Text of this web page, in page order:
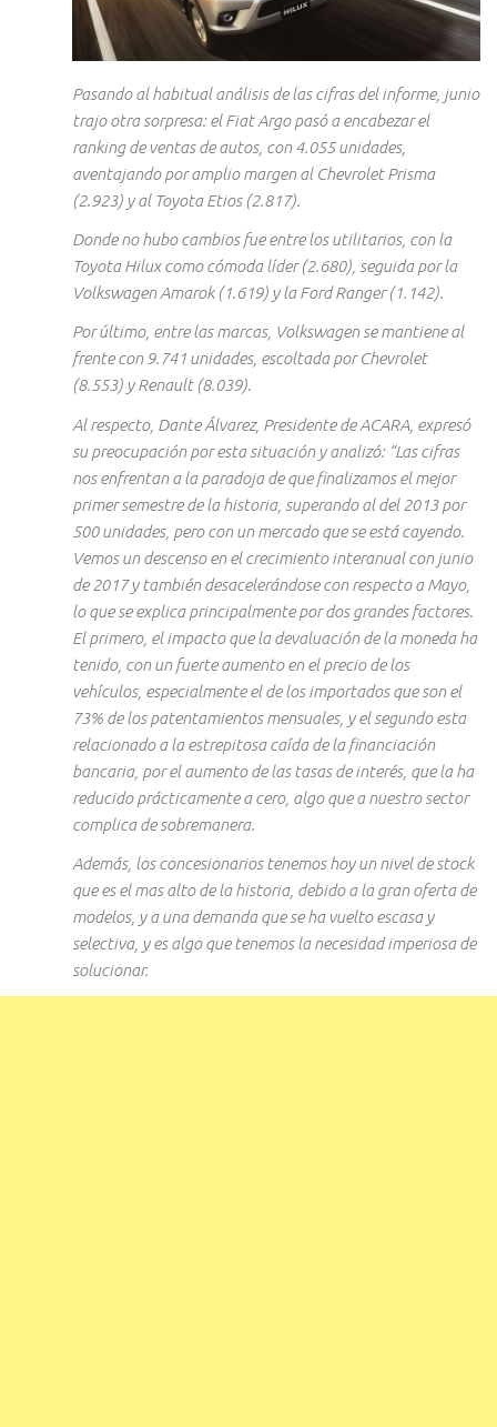
Pasando al habitual análisis de las cifras del informe, junio
trajo otra sorpresa: el Fiat Argo pasó a encabezar el
ranking de ventas de autos, con 4.055 unidades,
aventajando por amplio margen al Chevrolet Prisma
(2.923) y al Toyota Etios (2.817).
Donde no hubo cambios fue entre los utilitarios, con la
Toyota Hilux como cómoda líder (2.680), seguida por la
Volkswagen Amarok (1.619) y la Ford Ranger (1.142).
Por último, entre las marcas, Volkswagen se mantiene al
frente con 9.741 unidades, escoltada por Chevrolet
(8.553) y Renault (8.039).
Al respecto, Dante Álvarez, Presidente de ACARA, expresó
su preocupación por esta situación y analizó: “Las cifras
nos enfrentan a la paradoja de que finalizamos el mejor
primer semestre de la historia, superando al del 2013 por
500 unidades, pero con un mercado que se está cayendo.
Vemos un descenso en el crecimiento interanual con junio
de 2017 y también desacelerándose con respecto a Mayo,
lo que se explica principalmente por dos grandes factores.
El primero, el impacto que la devaluación de la moneda ha
tenido, con un fuerte aumento en el precio de los
vehículos, especialmente el de los importados que son el
73% de los patentamientos mensuales, y el segundo esta
relacionado a la estrepitosa caída de la financiación
bancaria, por el aumento de las tasas de interés, que la ha
reducido prácticamente a cero, algo que a nuestro sector
complica de sobremanera.
Además, los concesionarios tenemos hoy un nivel de stock
que es el mas alto de la historia, debido a la gran oferta de
modelos, y a una demanda que se ha vuelto escasa y
selectiva, y es algo que tenemos la necesidad imperiosa de
solucionar.